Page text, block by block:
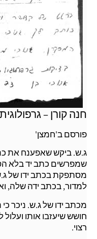
חנה קורן – גרפולוגית
פורסם ב'חמצן'
ג.ש. ביקש שאפענח את
שמפרשים כתב יד בלא
מסתפקת בכתב ידו של
למדור, בכתב ידה שלה,
מכתב ידו של ג.ש. ניכר
חושש שיעזבו אותו
רצוי.